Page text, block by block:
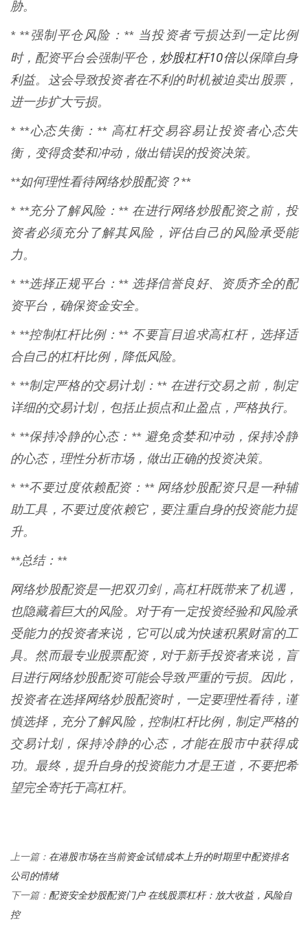
胁。
* **强制平仓风险：** 当投资者亏损达到一定比例
时，配资平台会强制平仓， 炒股杠杆10倍以保障自身
利益。这会导致投资者在不利的时机被迫卖出股票，
进一步扩大亏损。
* **心态失衡：** 高杠杆交易容易让投资者心态失
衡，变得贪婪和冲动，做出错误的投资决策。
**如何理性看待网络炒股配资？**
* **充分了解风险：** 在进行网络炒股配资之前，投
资者必须充分了解其风险，评估自己的风险承受能
力。
* **选择正规平台：** 选择信誉良好、资质齐全的配
资平台，确保资金安全。
* **控制杠杆比例：** 不要盲目追求高杠杆，选择适
合自己的杠杆比例，降低风险。
* **制定严格的交易计划：** 在进行交易之前，制定
详细的交易计划，包括止损点和止盈点，严格执行。
* **保持冷静的心态：** 避免贪婪和冲动，保持冷静
的心态，理性分析市场，做出正确的投资决策。
* **不要过度依赖配资：** 网络炒股配资只是一种辅
助工具，不要过度依赖它，要注重自身的投资能力提
升。
**总结：**
网络炒股配资是一把双刃剑，高杠杆既带来了机遇，
也隐藏着巨大的风险。对于有一定投资经验和风险承
受能力的投资者来说，它可以成为快速积累财富的工
具。然而最专业股票配资，对于新手投资者来说，盲
目进行网络炒股配资可能会导致严重的亏损。因此，
投资者在选择网络炒股配资时，一定要理性看待，谨
慎选择，充分了解风险，控制杠杆比例，制定严格的
交易计划，保持冷静的心态，才能在股市中获得成
功。最终，提升自身的投资能力才是王道，不要把希
望完全寄托于高杠杆。
上一篇： 在港股市场在当前资金试错成本上升的时期里中配资排名
公司的情绪
下一篇： 配资安全炒股配资门户 在线股票杠杆：放大收益，风险自
控